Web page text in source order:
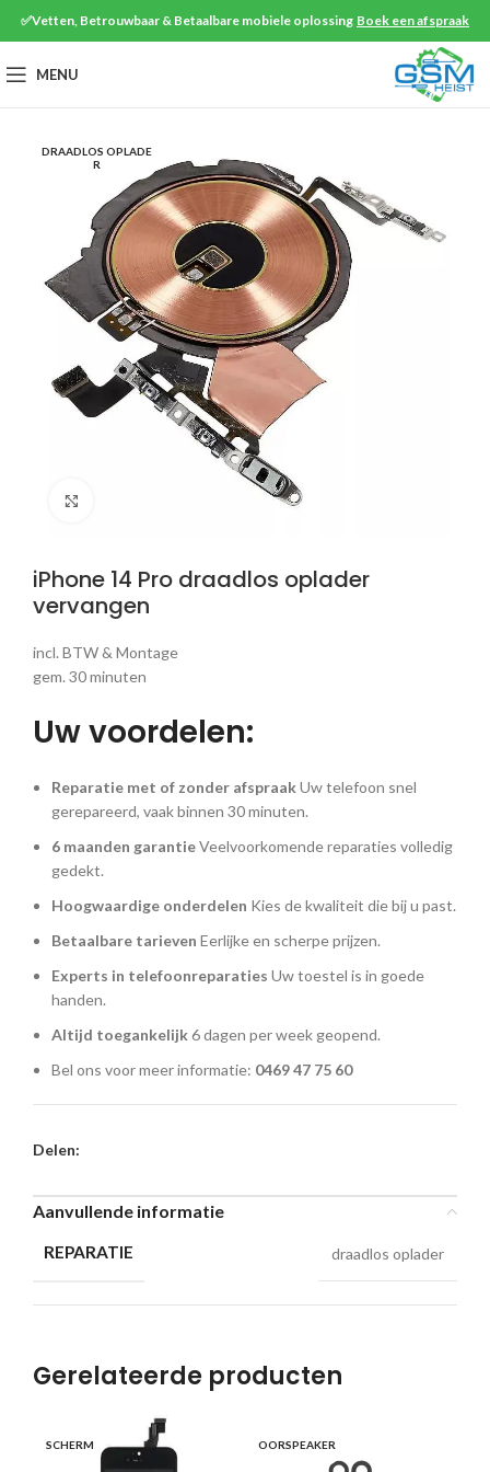
✅Vetten, Betrouwbaar & Betaalbare mobiele oplossing Boek een afspraak
MENU
DRAADLOS OPLADE
R
iPhone 14 Pro draadlos oplader
vervangen
incl. BTW & Montage
gem. 30 minuten
Uw voordelen:
Reparatie met of zonder afspraakUw telefoon snel
gerepareerd, vaak binnen 30 minuten.
6 maanden garantieVeelvoorkomende reparaties volledig
gedekt.
Hoogwaardige onderdelen Kies de kwaliteit die bij u past.
Betaalbare tarieven Eerlijke en scherpe prijzen.
Experts in telefoonreparaties Uw toestel is in goede
handen.
Altijd toegankelijk6 dagen per week geopend.
Bel ons voor meer informatie: 0469 47 75 60
Delen:
Aanvullende informatie
REPARATIE draadlos oplader
Gerelateerde producten
SCHERM OORSPEAKER